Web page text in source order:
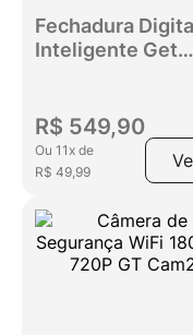
Fechadura
Inteligente Get
R$ 549,90
Ou 11x de
R$ 49,99